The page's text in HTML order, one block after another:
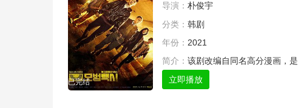
已完结
导演： 朴俊宇
分类： 韩剧
年份： 2021
简介： 该剧改编自同名高分漫画，
立即播放